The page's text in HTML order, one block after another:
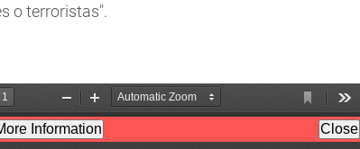
o terroristas".